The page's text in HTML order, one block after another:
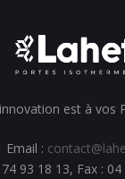
est à vos
Email :
93 18 13, Fax :